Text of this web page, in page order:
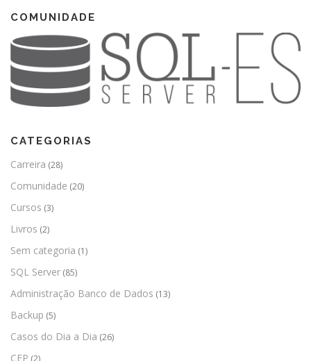
COMUNIDADE
CATEGORIAS
Carreira (28)
Comunidade (20)
Cursos (3)
Livros (2)
Sem categoria (1)
SQL Server (85)
Administração Banco de Dados (13)
Backup (5)
Casos do Dia a Dia (26)
CEP (2)